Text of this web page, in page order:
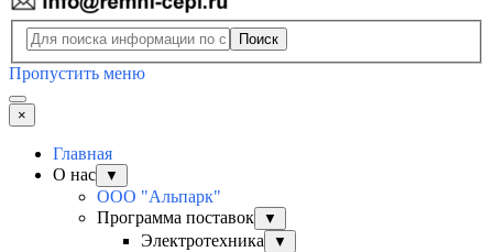
Поиск
Пропустить меню
×
Главная
О нас
▼
ООО "Альпарк"
Программа поставок
▼
Электротехника ▼